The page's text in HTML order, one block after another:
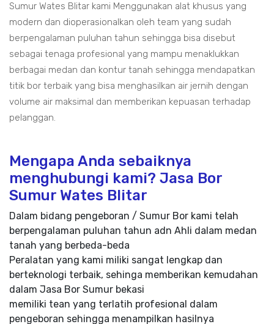
Sumur Wates Blitar kami Menggunakan alat khusus yang
modern dan dioperasionalkan oleh team yang sudah
berpengalaman puluhan tahun sehingga bisa disebut
sebagai tenaga profesional yang mampu menaklukkan
berbagai medan dan kontur tanah sehingga mendapatkan
titik bor terbaik yang bisa menghasilkan air jernih dengan
volume air maksimal dan memberikan kepuasan terhadap
pelanggan.
Mengapa Anda sebaiknya
menghubungi kami? Jasa Bor
Sumur Wates Blitar
Dalam bidang pengeboran / Sumur Bor kami telah
berpengalaman puluhan tahun adn Ahli dalam medan
tanah yang berbeda-beda
Peralatan yang kami miliki sangat lengkap dan
berteknologi terbaik, sehinga memberikan kemudahan
dalam Jasa Bor Sumur bekasi
memiliki tean yang terlatih profesional dalam
pengeboran sehingga menampilkan hasilnya